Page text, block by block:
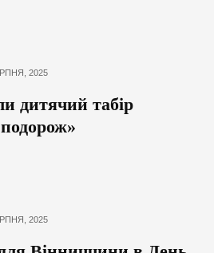
2025
дитячий табір
2025